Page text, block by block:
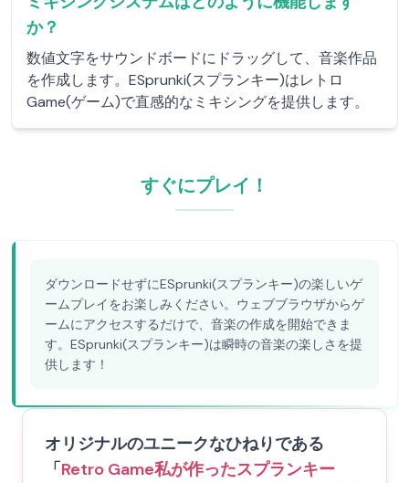
か？
数値文字をサウンドボードにドラッグして、音楽作品
を作成します。ESprunki(スプランキー)はレトロ
Game(ゲーム)で直感的なミキシングを提供します。
すぐにプレイ！
ダウンロードせずにESprunki(スプランキー)の楽しいゲ
ームプレイをお楽しみください。ウェブブラウザからゲ
ームにアクセスするだけで、音楽の作成を開始できま
す。ESprunki(スプランキー)は瞬時の音楽の楽しさを提
供します！
オリジナルのユニークなひねりである
「Retro Game私が作ったスプランキー